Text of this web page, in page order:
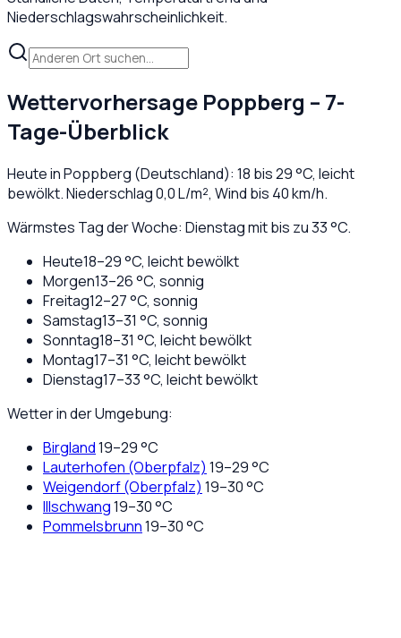
Niederschlagswahrscheinlichkeit.
Wettervorhersage Poppberg – 7-
Tage-Überblick
Heute inPoppberg (Deutschland): 18 bis29°C, leicht
bewölkt. Niederschlag0,0L/m², Wind bis 40km/h.
Wärmstes Tag der Woche: Dienstag mit bis zu 33 °C.
Heute18–29°C, leicht bewölkt
Morgen13–26°C, sonnig
Freitag12–27°C, sonnig
Samstag13–31 °C, sonnig
Sonntag18–31 °C, leicht bewölkt
Montag17–31 °C, leicht bewölkt
Dienstag17–33°C, leicht bewölkt
Wetter in der Umgebung:
Birgland19–29°C
Lauterhofen (Oberpfalz) 19–29°C
Weigendorf (Oberpfalz) 19–30°C
Illschwang19–30°C
Pommelsbrunn19–30°C